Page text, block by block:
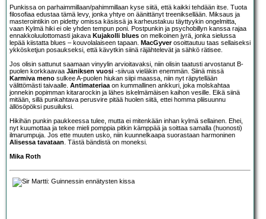
Punkissa on parhaimmillaan/pahimmillaan kyse siitä, että kaikki tehdään itse. Tuota
filosofiaa edustaa tämä levy, jonka yhtye on äänittänyt treeniksellään. Miksaus ja
masterointikin on pidetty omissa käsissä ja karheustakuu täyttyykin ongelmitta,
vaan Kylmä hiki ei ole yhden tempun poni. Postpunkin ja psychobillyn kanssa rajaa
ennakkoluulottomasti jakava Kujakolli blues on melkoinen jyrä, jonka sielussa
lepää kiistatta blues – kouvolalaiseen tapaan. MacGyverosoittautuu taas sellaiseksi
ykkösketjun posaukseksi, että kävytkin siinä räjähtelevät ja sähkö rätisee.
Jos olisin sattunut saamaan vinyylin arvioitavaksi, niin olisin taatusti arvostanut B-
puolen korkkaavaa Jäniksen vuosi -siivua vieläkin enemmän. Siinä missä
Karmiva meno sulkee A-puolen hiukan siipi maassa, niin nyt räpytellään
välittömästi taivaalle. Antimateriaa on kummallinen ankkuri, joka molskahtaa
jonnekin popimman kitararockin ja lähes iskelmämäisen kaihon vesille. Eikä siinä
mitään, sillä punkahtava perusvire pitää huolen siitä, ettei homma pliisuunnu
ällösöpöksi pusuiluksi.
Hikihän punkin paukkeessa tulee, mutta ei mitenkään inhan kylmä sellainen. Ehei,
nyt kuumottaa ja tekee mieli pomppia pitkin kämppää ja soittaa samalla (huonosti)
ilmarumpuja. Jos ette muuten usko, niin kuunnelkaapa suorastaan harmoninen
Alisessa tavataan . Tästä bändistä on moneksi.
Mika Roth